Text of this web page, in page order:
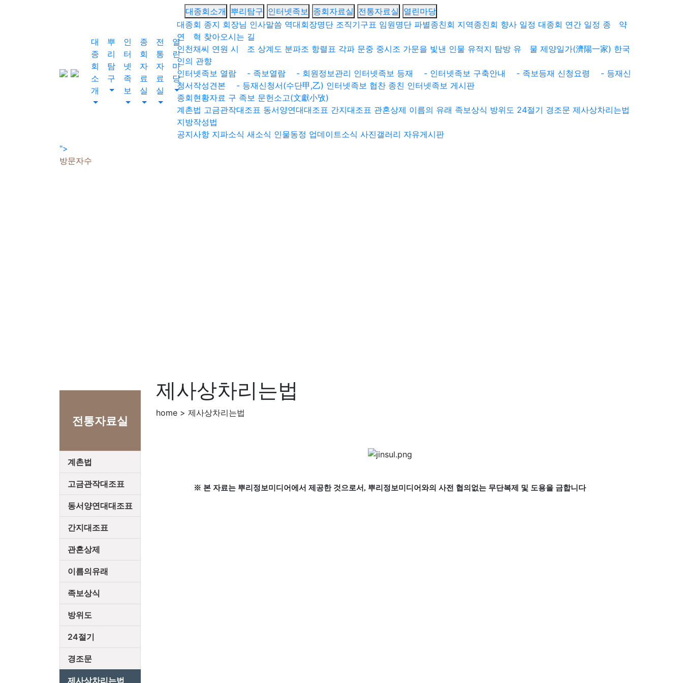
0
">
방문자수
대
종
회
소
개
뿌
리
탐
구
인
터
넷
족
보
종
회
자
료
실
전
통
자
료
실
열
린
마
당
대종회소개 뿌리탐구 인터넷족보 종회자료실 전통자료실 열린마당
대종회 종지 회장님 인사말씀 역대회장명단 조직기구표 임원명단 파별종친회 지역종친회 향사 일정 대종회 연간 일정 종 약
연 혁 찾아오시는 길
인천채씨 연원 시 조 상계도 분파조 항렬표 각파 문중 중시조 가문을 빛낸 인물 유적지 탐방 유 물 제양일가(濟陽一家) 한국
인의 관향
인터넷족보 열람
- 족보열람 - 회원정보관리 인터넷족보 등재 - 인터넷족보 구축안내 - 족보등재 신청요령
- 등재신
청서작성견본
- 등재신청서(수단甲,乙) 인터넷족보 협찬 종친 인터넷족보 게시판
종회현황자료 구 족보 문헌소고(文獻小攷)
계촌법 고금관작대조표 동서양연대대조표 간지대조표 관혼상제 이름의 유래 족보상식 방위도 24절기 경조문 제사상차리는법
지방작성법
공지사항 지파소식 새소식 인물동정 업데이트소식 사진갤러리 자유게시판
전통자료실
계촌법
고금관작대조표
동서양연대대조표
간지대조표
관혼상제
이름의유래
족보상식
방위도
24절기
경조문
제사상차리는법
제사상차리는법
home > 제사상차리는법
※ 본 자료는 뿌리정보미디어에서 제공한 것으로서, 뿌리정보미디어와의 사전 협의없는 무단복제 및 도용을 금합니다